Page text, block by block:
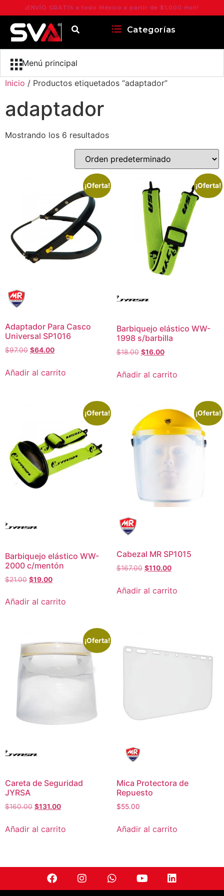
¡ENVÍO GRATIS a todo México a partir de $1,000 mxn!
Categorías
Menú principal
Inicio / Productos etiquetados “adaptador”
adaptador
Mostrando los 6 resultados
¡Oferta!
Adaptador Para Casco
Universal SP1016
$97.00 $64.00
Añadir al carrito
¡Oferta!
Barbiquejo elástico WW-
1998 s/barbilla
$18.00 $16.00
Añadir al carrito
¡Oferta!
Barbiquejo elástico WW-
2000 c/mentón
$21.00 $19.00
Añadir al carrito
¡Oferta!
Cabezal MR SP1015
$167.00 $110.00
Añadir al carrito
¡Oferta!
Careta de Seguridad
JYRSA
$160.00 $131.00
Añadir al carrito
Mica Protectora de
Repuesto
$55.00
Añadir al carrito